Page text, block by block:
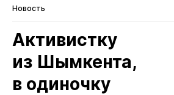
Новость
Активистку
из Шымкента,
в одиночку